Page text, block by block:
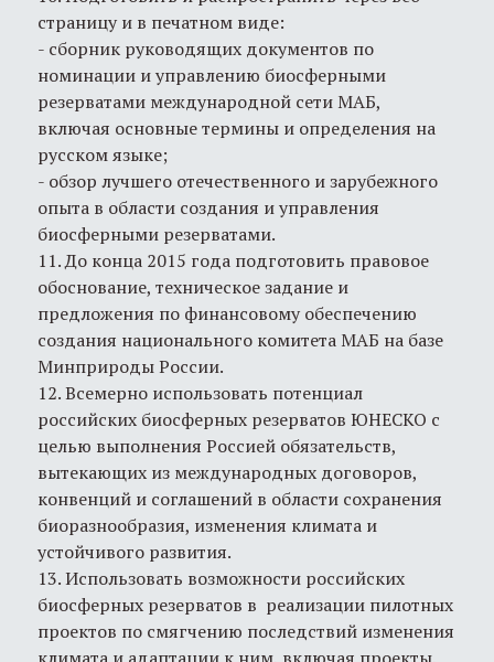
страницу и в печатном виде:
- сборник руководящих документов по
номинации и управлению биосферными
резерватами международной сети МАБ,
включая основные термины и определения на
русском языке;
- обзор лучшего отечественного и зарубежного
опыта в области создания и управления
биосферными резерватами.
11. До конца 2015 года подготовить правовое
обоснование, техническое задание и
предложения по финансовому обеспечению
создания национального комитета МАБ на базе
Минприроды России.
12. Всемерно использовать потенциал
российских биосферных резерватов ЮНЕСКО с
целью выполнения Россией обязательств,
вытекающих из международных договоров,
конвенций и соглашений в области сохранения
биоразнообразия, изменения климата и
устойчивого развития.
13. Использовать возможности российских
биосферных резерватов в реализации пилотных
проектов по смягчению последствий изменения
климата и адаптации к ним, включая проекты,